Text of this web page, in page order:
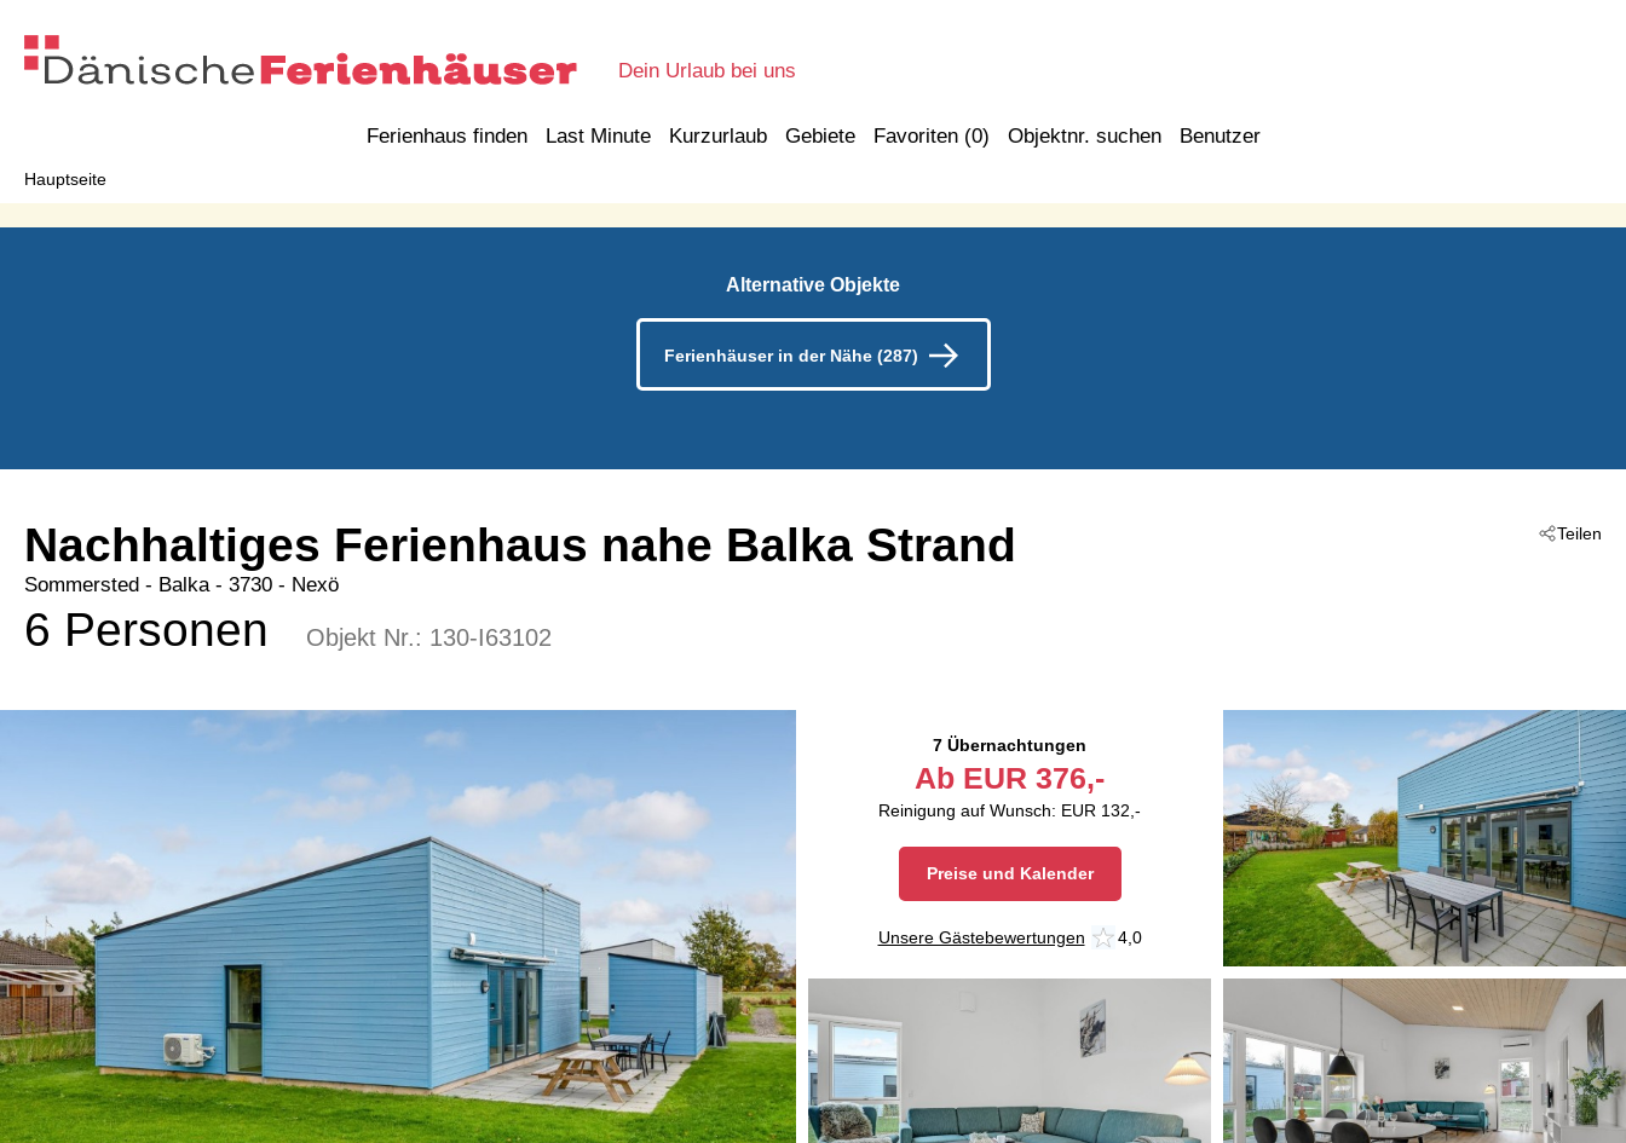
Dein Urlaub bei uns
Ferienhaus finden Last Minute Kurzurlaub Gebiete Favoriten (0) Objektnr. suchen Benutzer
Hauptseite
Alternative Objekte
Ferienhäuser in der Nähe (287)
Teilen
Nachhaltiges Ferienhaus nahe Balka Strand
Sommersted - Balka - 3730 - Nexö
6 Personen Objekt Nr.: 130-I63102
7 Übernachtungen
Ab EUR 376,-
Reinigung auf Wunsch: EUR 132,-
Preise und Kalender
Unsere Gästebewertungen 4,0